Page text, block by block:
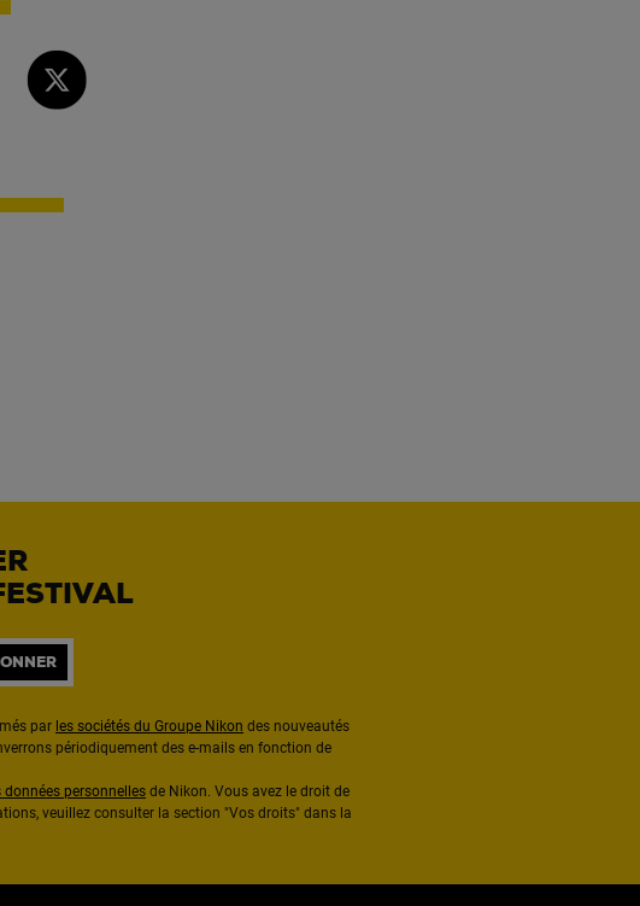
par les sociétés du Groupe Nikon des nouveautés
périodiquement des e-mails en fonction de
personnelles de Nikon. Vous avez le droit de
veuillez consulter la section "Vos droits" dans la